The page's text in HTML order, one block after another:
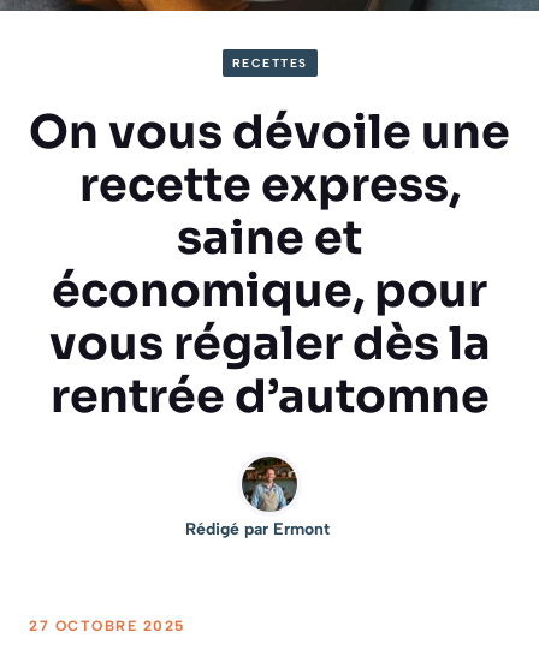
RECETTES
On vous dévoile une
recette express,
saine et
économique, pour
vous régaler dès la
rentrée d’automne
Rédigé par Ermont
27 OCTOBRE 2025